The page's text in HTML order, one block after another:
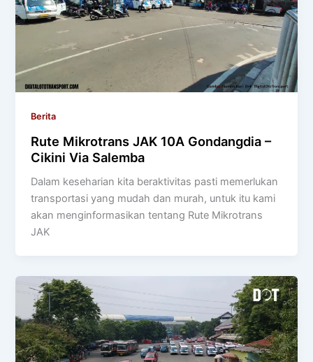
Berita
Rute Mikrotrans JAK 10A Gondangdia –
Cikini Via Salemba
Dalam keseharian kita beraktivitas pasti memerlukan
transportasi yang mudah dan murah, untuk itu kami
akan menginformasikan tentang Rute Mikrotrans
JAK